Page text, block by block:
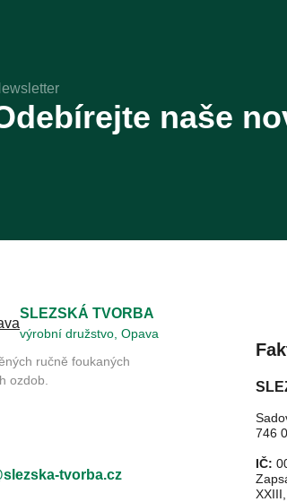
naše
SLEZSKÁ TVORBA
výrobní družstvo, Opava
ručně foukaných
ozdob.
tvorba.cz
746
IČ: